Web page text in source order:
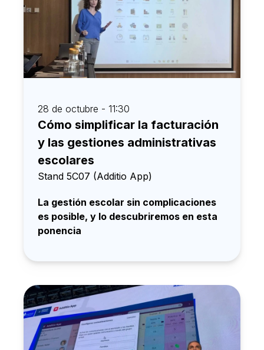
28 de octubre - 11:30
Cómo simplificar la facturación
y las gestiones administrativas
escolares
Stand 5C07 (Additio App)
La gestión escolar sin complicaciones
es posible, y lo descubriremos en esta
ponencia